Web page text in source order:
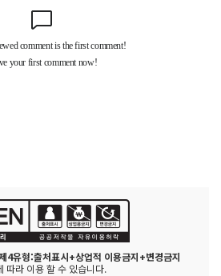
4유형:출처표시+상업적 이용금지+변경금지
따라 이용 할 수 있습니다.